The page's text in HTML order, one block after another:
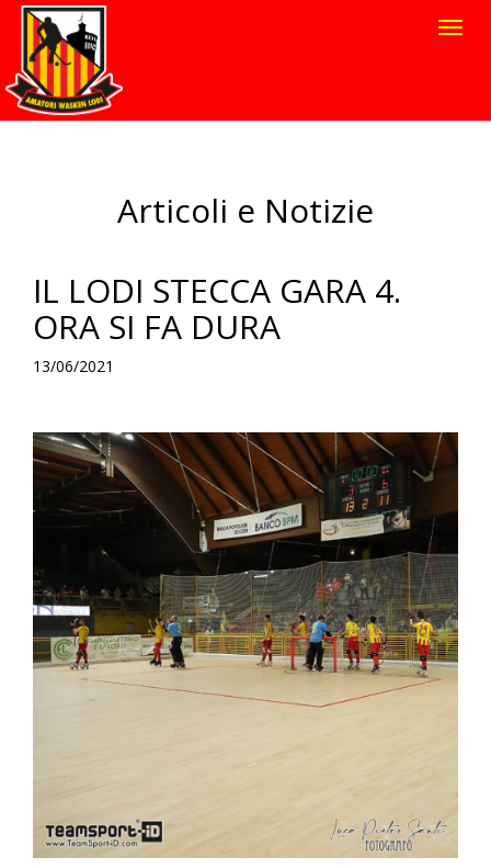
Articoli e Notizie
IL LODI STECCA GARA 4.
ORA SI FA DURA
13/06/2021